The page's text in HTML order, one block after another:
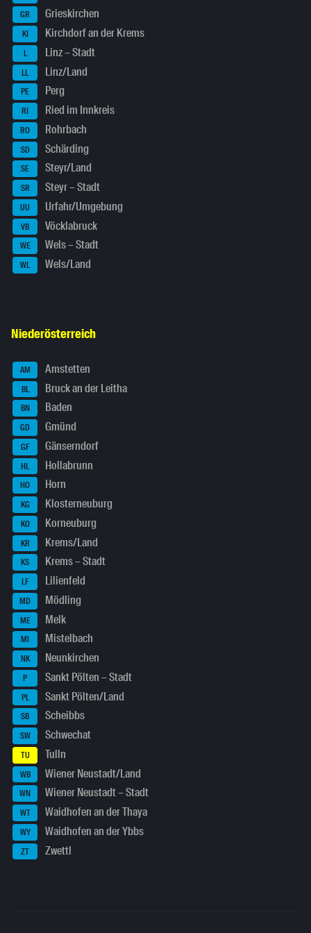
GR Grieskirchen
KI Kirchdorf an der Krems
L Linz – Stadt
LL Linz/Land
PE Perg
RI Ried im Innkreis
RO Rohrbach
SD Schärding
SE Steyr/Land
SR Steyr – Stadt
UU Urfahr/Umgebung
VB Vöcklabruck
WE Wels – Stadt
WL Wels/Land
Niederösterreich
AM Amstetten
BL Bruck an der Leitha
BN Baden
GD Gmünd
GF Gänserndorf
HL Hollabrunn
HO Horn
KG Klosterneuburg
KO Korneuburg
KR Krems/Land
KS Krems – Stadt
LF Lilienfeld
MD Mödling
ME Melk
MI Mistelbach
NK Neunkirchen
P Sankt Pölten – Stadt
PL Sankt Pölten/Land
SB Scheibbs
SW Schwechat
TU Tulln
WB Wiener Neustadt/Land
WN Wiener Neustadt – Stadt
WT Waidhofen an der Thaya
WY Waidhofen an der Ybbs
ZT Zwettl